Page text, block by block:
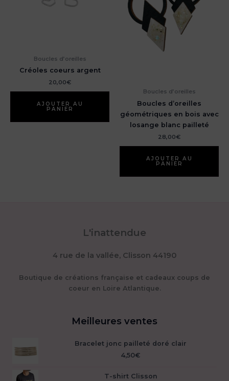
Boucles d’oreilles
Créoles coeurs argent
20,00€
AJOUTER AU
PANIER
Boucles d’oreilles
Boucles d’oreilles
géométriques en bois avec
losange blanc pailleté
28,00€
AJOUTER AU
PANIER
L'inattendue
4 rue de la vallée, Clisson 44190
Boutique de créations française et cadeaux coups de
coeur en Loire Atlantique.
Meilleures ventes
Bracelet jonc pailleté doré clair
4,50€
T-shirt Clisson